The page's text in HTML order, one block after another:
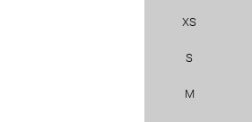
XS
S
M